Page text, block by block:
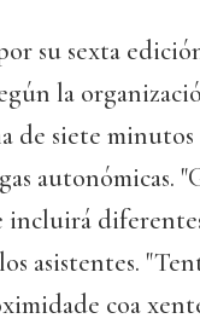
su sexta
la
de siete minutos
autonómicas.
asistentes.
coa